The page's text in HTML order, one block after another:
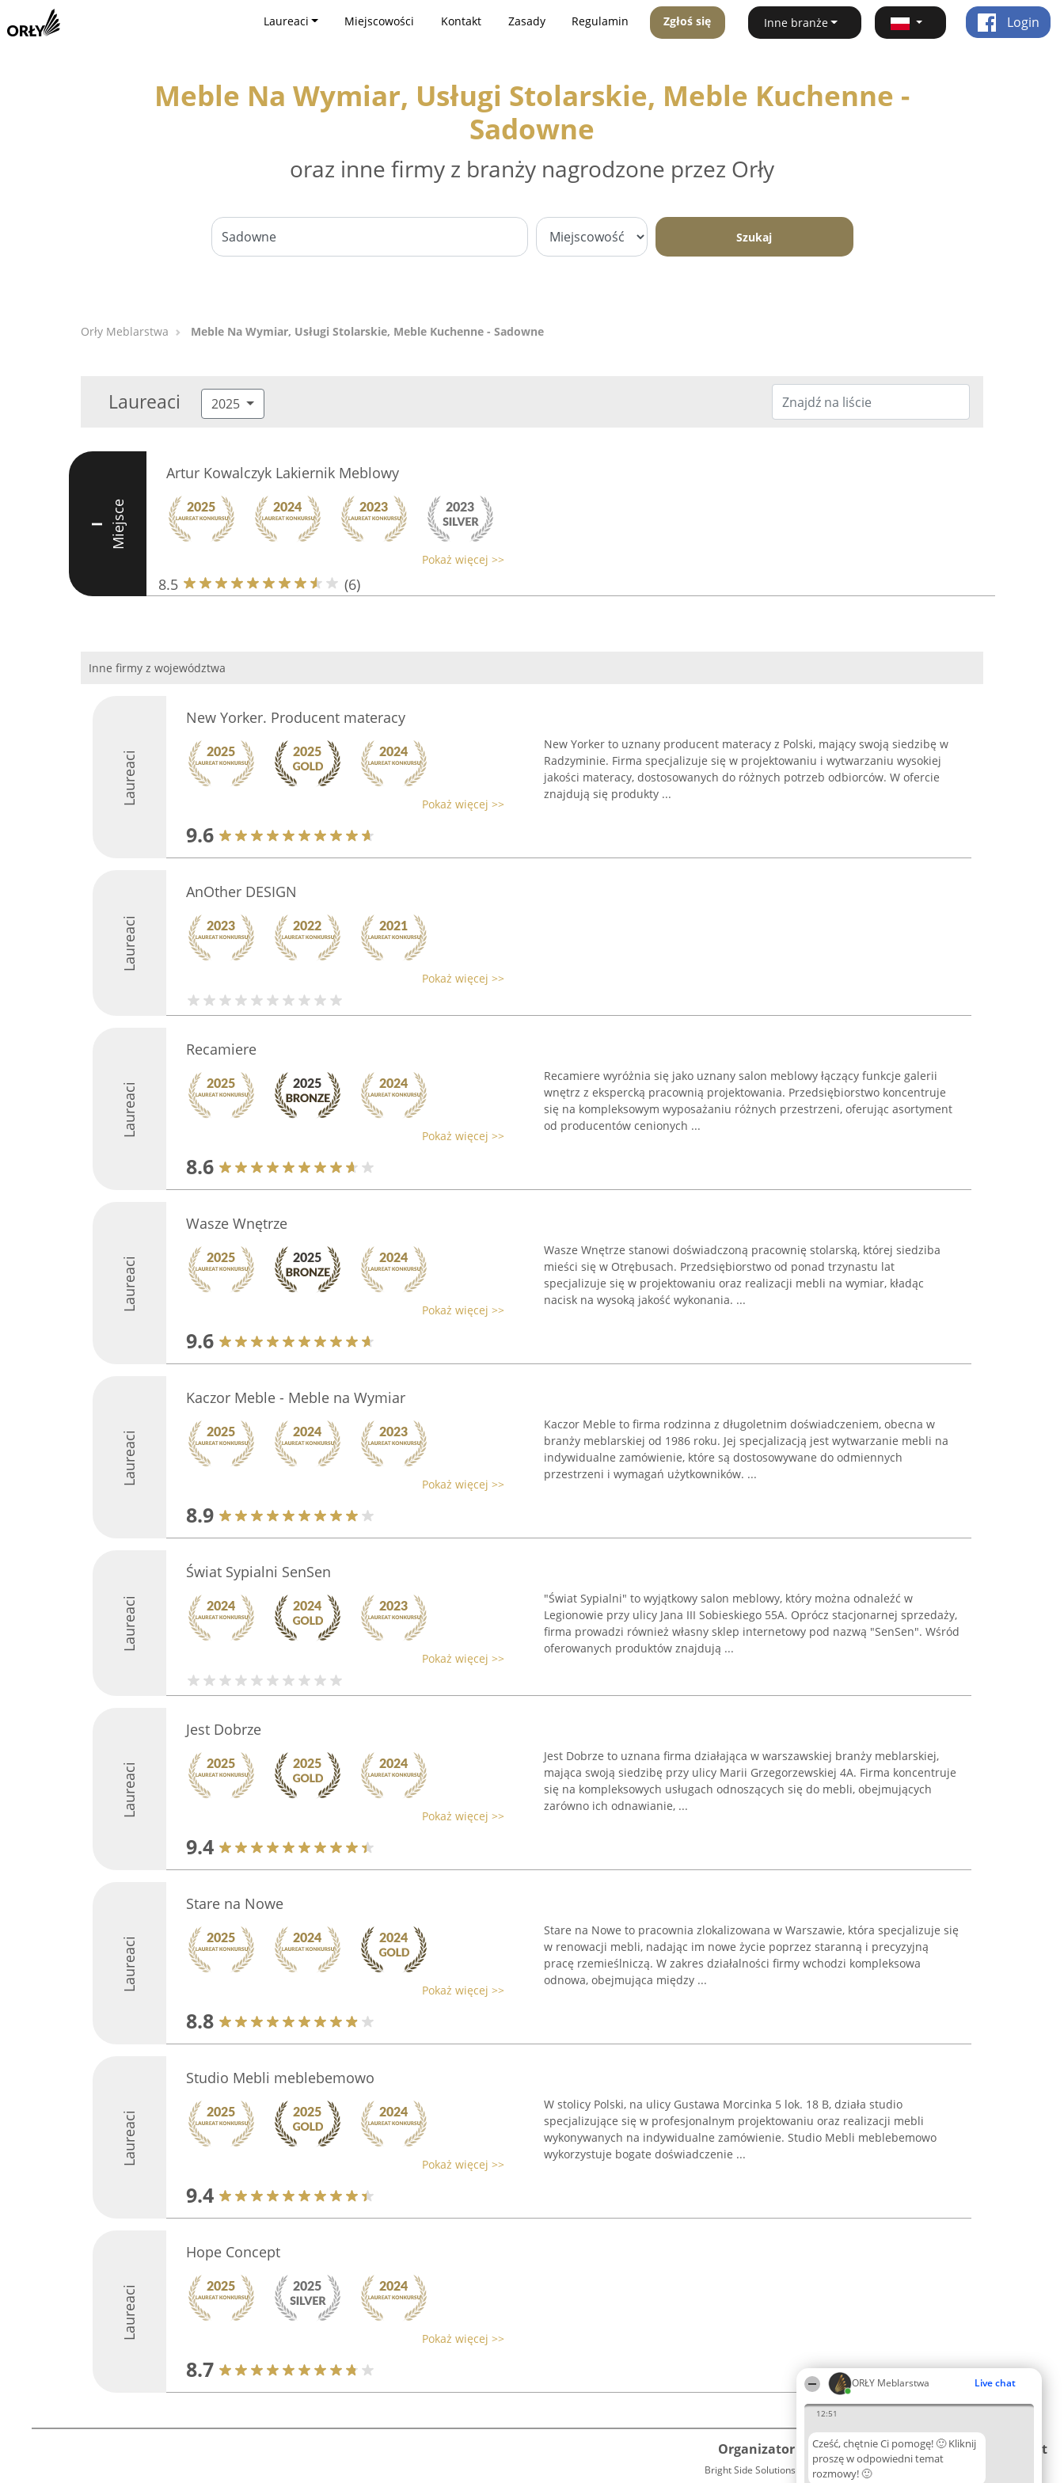
ORŁY Meblarstwa Live chat
12:51
Cześć, chętnie Ci pomogę! 🙂 Kliknij
proszę w odpowiedni temat
rozmowy! 🙂
Laureaci Miejscowości Kontakt Zasady Regulamin Zgłoś się Inne branże Login
Meble Na Wymiar, Usługi Stolarskie, Meble Kuchenne -
Sadowne
oraz inne firmy z branży nagrodzone przez Orły
Szukaj
Orły Meblarstwa Meble Na Wymiar, Usługi Stolarskie, Meble Kuchenne - Sadowne
Laureaci 2025
I Miejsce
Artur Kowalczyk Lakiernik Meblowy
Pokaż więcej >>
8.5 (6)
Inne firmy z województwa
Laureaci
New Yorker. Producent materacy
Pokaż więcej >>
9.6
New Yorker to uznany producent materacy z Polski, mający swoją siedzibę w
Radzyminie. Firma specjalizuje się w projektowaniu i wytwarzaniu wysokiej
jakości materacy, dostosowanych do różnych potrzeb odbiorców. W ofercie
znajdują się produkty ...
Laureaci
AnOther DESIGN
Pokaż więcej >>
Laureaci
Recamiere
Pokaż więcej >>
8.6
Recamiere wyróżnia się jako uznany salon meblowy łączący funkcje galerii
wnętrz z ekspercką pracownią projektowania. Przedsiębiorstwo koncentruje
się na kompleksowym wyposażaniu różnych przestrzeni, oferując asortyment
od producentów cenionych ...
Laureaci
Wasze Wnętrze
Pokaż więcej >>
9.6
Wasze Wnętrze stanowi doświadczoną pracownię stolarską, której siedziba
mieści się w Otrębusach. Przedsiębiorstwo od ponad trzynastu lat
specjalizuje się w projektowaniu oraz realizacji mebli na wymiar, kładąc
nacisk na wysoką jakość wykonania. ...
Laureaci
Kaczor Meble - Meble na Wymiar
Pokaż więcej >>
8.9
Kaczor Meble to firma rodzinna z długoletnim doświadczeniem, obecna w
branży meblarskiej od 1986 roku. Jej specjalizacją jest wytwarzanie mebli na
indywidualne zamówienie, które są dostosowywane do odmiennych
przestrzeni i wymagań użytkowników. ...
Laureaci
Świat Sypialni SenSen
Pokaż więcej >>
"Świat Sypialni" to wyjątkowy salon meblowy, który można odnaleźć w
Legionowie przy ulicy Jana III Sobieskiego 55A. Oprócz stacjonarnej sprzedaży,
firma prowadzi również własny sklep internetowy pod nazwą "SenSen". Wśród
oferowanych produktów znajdują ...
Laureaci
Jest Dobrze
Pokaż więcej >>
9.4
Jest Dobrze to uznana firma działająca w warszawskiej branży meblarskiej,
mająca swoją siedzibę przy ulicy Marii Grzegorzewskiej 4A. Firma koncentruje
się na kompleksowych usługach odnoszących się do mebli, obejmujących
zarówno ich odnawianie, ...
Laureaci
Stare na Nowe
Pokaż więcej >>
8.8
Stare na Nowe to pracownia zlokalizowana w Warszawie, która specjalizuje się
w renowacji mebli, nadając im nowe życie poprzez staranną i precyzyjną
pracę rzemieślniczą. W zakres działalności firmy wchodzi kompleksowa
odnowa, obejmująca między ...
Laureaci
Studio Mebli meblebemowo
Pokaż więcej >>
9.4
W stolicy Polski, na ulicy Gustawa Morcinka 5 lok. 18 B, działa studio
specjalizujące się w profesjonalnym projektowaniu oraz realizacji mebli
wykonywanych na indywidualne zamówienie. Studio Mebli meblebemowo
wykorzystuje bogate doświadczenie ...
Laureaci
Hope Concept
Pokaż więcej >>
8.7
Organizator plebiscytu
Bright Side Solutions sp. z o. o. sp. k.
Plebiscyt Kontakt